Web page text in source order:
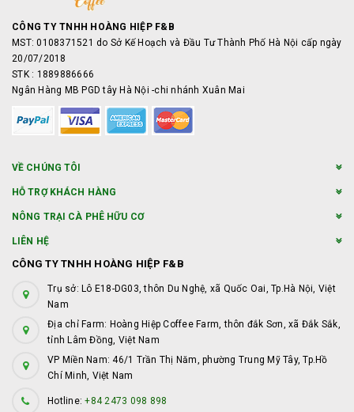
CÔNG TY TNHH HOÀNG HIỆP F&B
MST: 0108371521 do Sở Kế Hoạch và Đầu Tư Thành Phố Hà Nội cấp ngày
20/07/2018
STK : 1889886666
Ngân Hàng MB PGD tây Hà Nội -chi nhánh Xuân Mai
VỀ CHÚNG TÔI
HỖ TRỢ KHÁCH HÀNG
NÔNG TRẠI CÀ PHÊ HỮU CƠ
LIÊN HỆ
CÔNG TY TNHH HOÀNG HIỆP F&B
Trụ sở: Lô E18-DG03, thôn Du Nghệ, xã Quốc Oai, Tp.Hà Nội, Việt
Nam
Địa chỉ Farm: Hoàng Hiệp Coffee Farm, thôn đắk Sơn, xã Đắk Sắk,
tỉnh Lâm Đồng, Việt Nam
VP Miền Nam: 46/1 Trần Thị Năm, phường Trung Mỹ Tây, Tp.Hồ
Chí Minh, Việt Nam
Hotline:+84 2473 098 898